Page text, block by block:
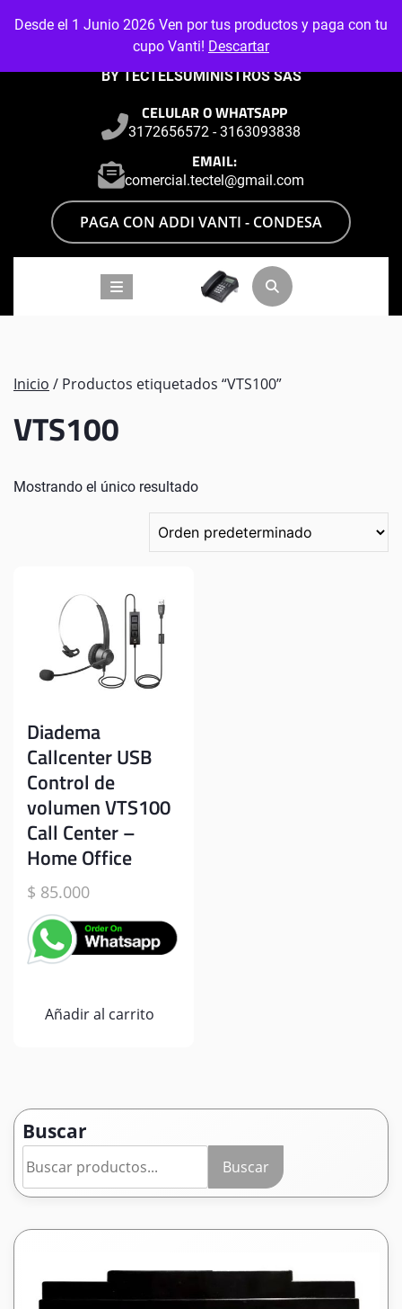
Desde el 1 Junio 2026 Ven por tus productos y paga con tu
cupo Vanti! Descartar
BY TECTELSUMINISTROS SAS
CELULAR O WHATSAPP
3172656572 - 3163093838
EMAIL:
comercial.tectel@gmail.com
PAGA CON ADDI VANTI - CONDESA
Inicio / Productos etiquetados “VTS100”
VTS100
Mostrando el único resultado
Diadema
Callcenter USB
Control de
volumen VTS100
Call Center –
Home Office
$ 85.000
Añadir al carrito
Buscar
Buscar